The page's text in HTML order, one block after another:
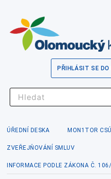
PŘIHLÁSIT SE
ÚŘEDNÍ DESKA MON1TOR
ZVEŘEJŇOVÁNÍ SMLUV
INFORMACE PODLE ZÁKONA Č.